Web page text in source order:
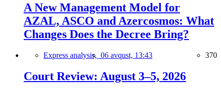
A New Management Model for
AZAL, ASCO and Azercosmos: What
Changes Does the Decree Bring?
Express analysis, 06 avqust, 13:43 370
Court Review: August 3–5, 2026